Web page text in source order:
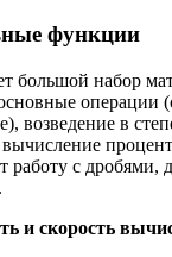
функции
большой набор
операции
возведение в
вычисление
работу с дробями,
и скорость